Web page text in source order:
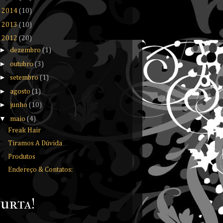
2014 (10)
2013(10)
2012(20)
dezembro(1)
outubro(3)
setembro(1)
agosto (1)
junho (10)
maio (4)
Freak Hair
Tiramos A Dúvida
Produtos
Endereço & Contatos: